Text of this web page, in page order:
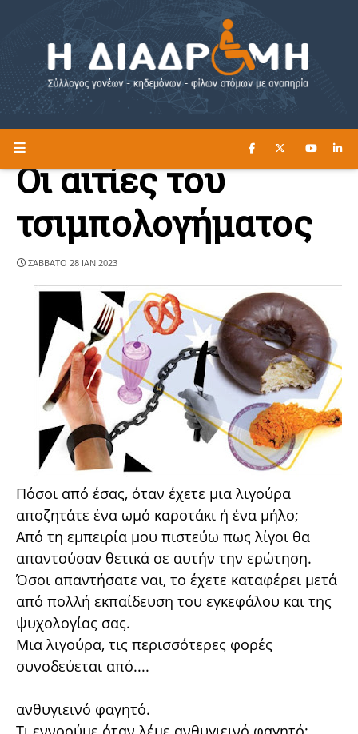
Η ΔΙΑΔΡΟΜΗ ΔΙΑΒΑΣΤΕ ΕΔΩ ►
Οι αιτίες του
τσιμπολογήματος
ΣΆΒΒΑΤΟ 28 ΙΑΝ 2023
Πόσοι από έσας, όταν έχετε μια λιγούρα
αποζητάτε ένα ωμό καροτάκι ή ένα μήλο;
Από τη εμπειρία μου πιστεύω πως λίγοι θα
απαντούσαν θετικά σε αυτήν την ερώτηση.
Όσοι απαντήσατε ναι, το έχετε καταφέρει μετά
από πολλή εκπαίδευση του εγκεφάλου και της
ψυχολογίας σας.
Μια λιγούρα, τις περισσότερες φορές
συνοδεύεται από....
ανθυγιεινό φαγητό.